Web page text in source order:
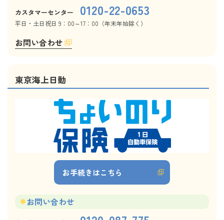
カスタマーセンター 0120-22-0653
平日・土日祝日 9：00～17：00（年末年始除く）
お問い合わせ
東京海上日動
お手続きはこちら
お問い合わせ